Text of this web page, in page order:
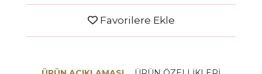
Favorilere Ekle